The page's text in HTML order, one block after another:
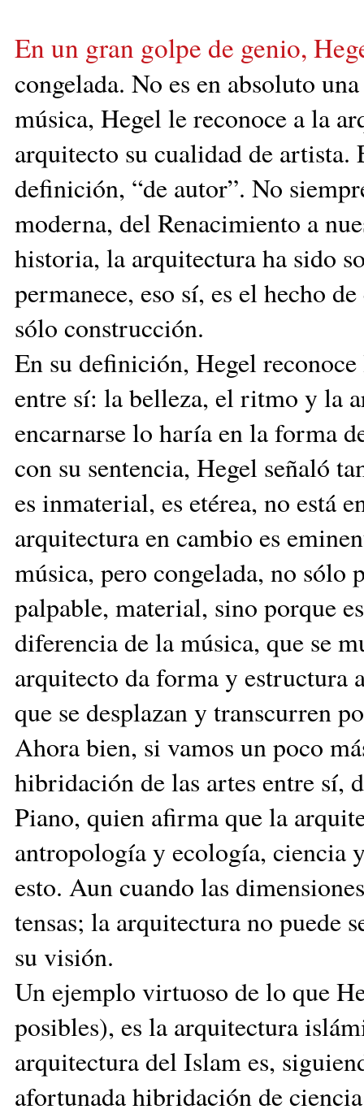
En un gran golpe de genio,
congelada. No es en absoluto
música, Hegel le reconoce a la
arquitecto su cualidad de artista.
definición, “de autor”. No
moderna, del Renacimiento a
historia, la arquitectura ha sido
permanece, eso sí, es el hecho
sólo construcción.
En su definición, Hegel
entre sí: la belleza, el ritmo y la
encarnarse lo haría en la forma
con su sentencia, Hegel señaló
es inmaterial, es etérea, no está
arquitectura en cambio es
música, pero congelada, no sólo
palpable, material, sino porque
diferencia de la música, que se
arquitecto da forma y
que se desplazan y transcurren
Ahora bien, si vamos un poco
hibridación de las artes entre sí,
Piano, quien afirma que la
antropología y ecología, ciencia
esto. Aun cuando las
tensas; la arquitectura no puede
su visión.
Un ejemplo virtuoso de lo que
posibles), es la arquitectura
arquitectura del Islam es,
afortunada hibridación de